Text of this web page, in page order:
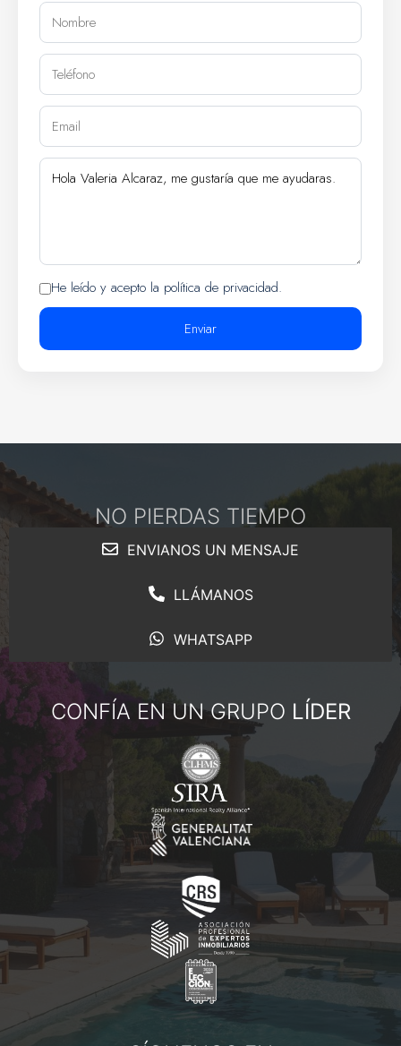
He leído y acepto la política de privacidad.
Enviar
NO PIERDAS TIEMPO
ENVIANOS UN MENSAJE
LLÁMANOS
WHATSAPP
CONFÍA EN UN GRUPO LÍDER